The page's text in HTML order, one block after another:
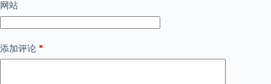
网站
添加评论 *